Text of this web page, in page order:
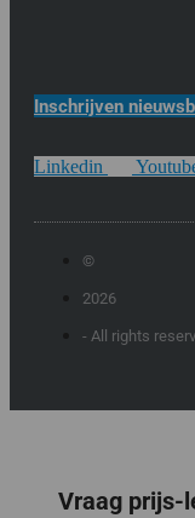
Inschrijven
Linkedin
©
2026
- All rights
Vraag prijs-